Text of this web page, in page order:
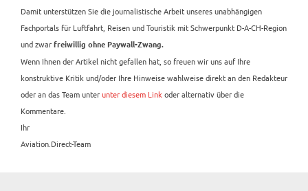
Damit unterstützen Sie die journalistische Arbeit unseres unabhängigen
Fachportals für Luftfahrt, Reisen und Touristik mit Schwerpunkt D-A-CH-Region
und zwar freiwillig ohne Paywall-Zwang.
Wenn Ihnen der Artikel nicht gefallen hat, so freuen wir uns auf Ihre
konstruktive Kritik und/oder Ihre Hinweise wahlweise direkt an den Redakteur
oder an das Team unterunter diesem Link oder alternativ über die
Kommentare.
Ihr
Aviation.Direct-Team